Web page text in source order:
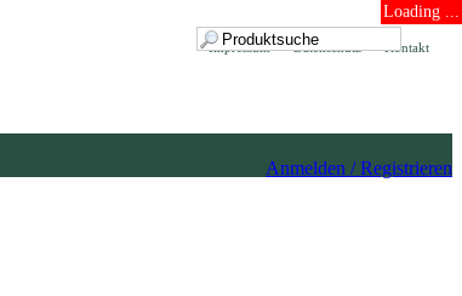
Loading ...
Kontakt
Datenschutz
Impressum
Anmelden / Registrieren